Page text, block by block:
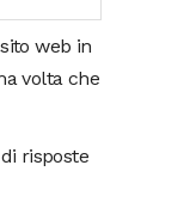
web in
volta che
risposte